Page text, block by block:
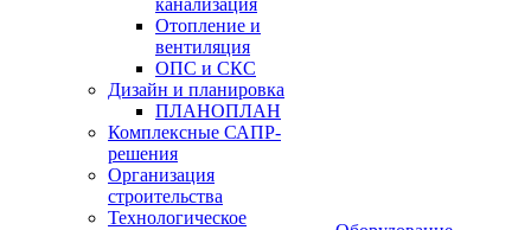
канализация
Отопление и
вентиляция
ОПС и СКС
Дизайн и планировка
ПЛАНОПЛАН
Комплексные САПР-
решения
Организация
строительства
Технологическое